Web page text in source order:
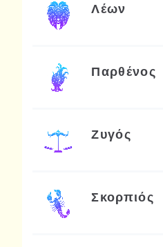
Λέων
Παρθένος
Ζυγός
Σκορπιός